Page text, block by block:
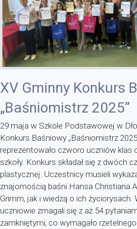
XV Gminny Konkurs
„Baśniomistrz 2025”
29 maja w Szkole Podstawowej w
Konkurs Baśniowy „Baśniomistrz
reprezentowało czworo uczniów klas
szkoły. Konkurs składał się z dwóch
plastycznej. Uczestnicy musieli
znajomością baśni Hansa Christiana
Grimm, jak i wiedzą o ich życiorysach.
uczniowie zmagali się z aż 54
zamkniętymi, co wymagało